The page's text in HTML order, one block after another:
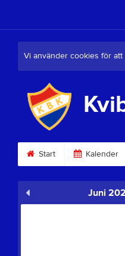
Vi använder cookies för
Start Kalender
Juni